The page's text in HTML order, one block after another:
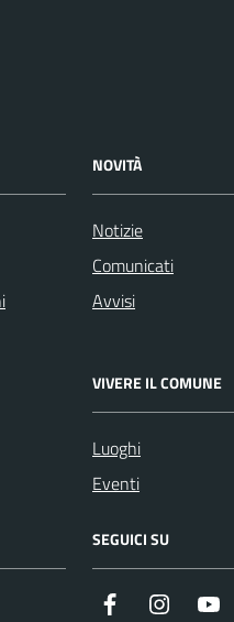
NOVITÀ
Notizie
Comunicati
Avvisi
VIVERE IL COMUNE
Luoghi
Eventi
SEGUICI SU
Facebook Instagram